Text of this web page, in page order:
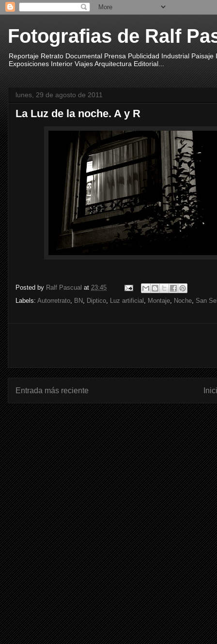
Fotografias de Ralf
Reportaje Retrato Documental Prensa Publicidad Industrial
Exposiciones Interior Viajes Arquitectura Editorial...
lunes, 29 de agosto de 2011
La Luz de la noche. A y R
Posted by Ralf Pascual at 23:45
Labels: Autorretrato, BN, Diptico, Luz artificial , Montaje, Noche, San
Entrada más reciente